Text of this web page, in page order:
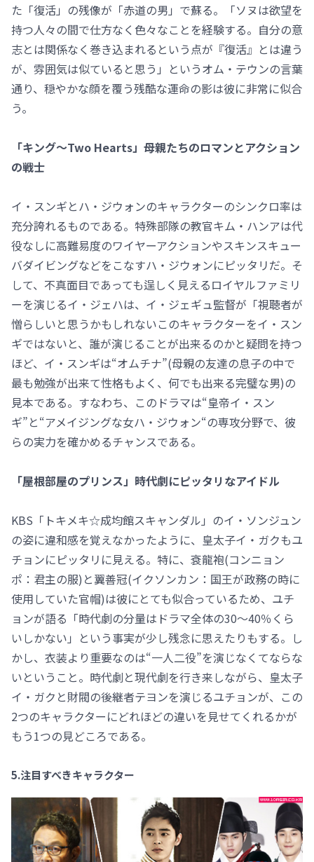
た「復活」の残像が「赤道の男」で蘇る。「ソヌは欲望を
持つ人々の間で仕方なく色々なことを経験する。自分の意
志とは関係なく巻き込まれるという点が『復活』とは違う
が、雰囲気は似ていると思う」というオム・テウンの言葉
通り、穏やかな顔を覆う残酷な運命の影は彼に非常に似合
う。
「キング～Two Hearts」母親たちのロマンとアクション
の戦士
イ・スンギとハ・ジウォンのキャラクターのシンクロ率は
充分誇れるものである。特殊部隊の教官キム・ハンアは代
役なしに高難易度のワイヤーアクションやスキンスキュー
バダイビングなどをこなすハ・ジウォンにピッタリだ。そ
して、不真面目であっても逞しく見えるロイヤルファミリ
ーを演じるイ・ジェハは、イ・ジェギュ監督が「視聴者が
憎らしいと思うかもしれないこのキャラクターをイ・スン
ギではないと、誰が演じることが出来るのかと疑問を持つ
ほど、イ・スンギは“オムチナ”(母親の友達の息子の中で
最も勉強が出来て性格もよく、何でも出来る完璧な男)の
見本である。すなわち、このドラマは“皇帝イ・スン
ギ”と“アメイジングな女ハ・ジウォン“の専攻分野で、彼
らの実力を確かめるチャンスである。
「屋根部屋のプリンス」時代劇にピッタリなアイドル
KBS「トキメキ☆成均館スキャンダル」のイ・ソンジュン
の姿に違和感を覚えなかったように、皇太子イ・ガクもユ
チョンにピッタリに見える。特に、袞龍袍(コンニョン
ポ：君主の服)と翼善冠(イクソンカン：国王が政務の時に
使用していた官帽)は彼にとても似合っているため、ユチ
ョンが語る「時代劇の分量はドラマ全体の30～40％くら
いしかない」という事実が少し残念に思えたりもする。し
かし、衣装より重要なのは“一人二役”を演じなくてならな
いということ。時代劇と現代劇を行き来しながら、皇太子
イ・ガクと財閥の後継者テヨンを演じるユチョンが、この
2つのキャラクターにどれほどの違いを見せてくれるかが
もう1つの見どころである。
5.注目すべきキャラクター